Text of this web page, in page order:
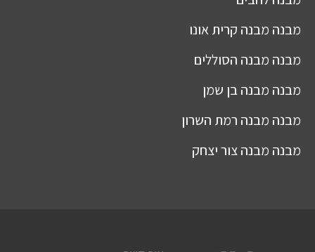
מבנה מבנה קרית אונו
מבנה מבנה הסוללים
מבנה מבנה בן שמן
מבנה מבנה רמת השרון
מבנה מבנה צור יצחק